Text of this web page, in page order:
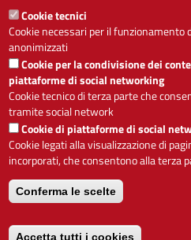
ACCESSIBILITÀ
- A +
Alto contrasto
Servizio realizzato da
Cookie tecnici
Cookie necessari per il funzionamento
anonimizzati
Cookie per la condivisione dei
piattaforme di social networking
Cookie tecnico di terza parte che
tramite social network
Cookie di piattaforme di social
Cookie legati alla visualizzazione di
incorporati, che consentono alla terza
Conferma le scelte
Accetta tutti i cookies